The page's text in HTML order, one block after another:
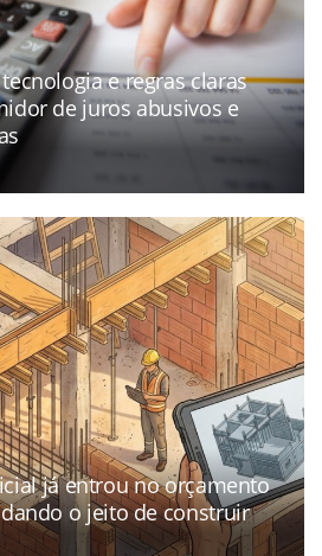
e regras claras
de juros abusivos e
já entrou no orçamento
o jeito de construir